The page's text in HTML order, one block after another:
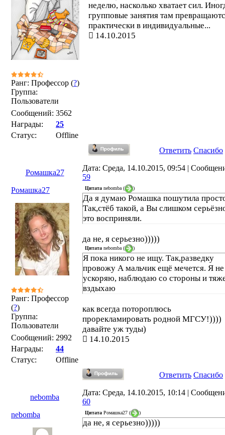
Ранг: Профессор (?)
Группа:
Пользователи
Сообщений: 3562
Награды:
25
Статус:
Offline
неделю, насколько хватает сил.
групповые занятия там
практически в индивидуальные...
14.10.2015
Ответить Спасибо
Ромашка27
Дата: Среда, 14.10.2015, 09:54 |
59
Ромашка27
Ранг: Профессор
(?)
Группа:
Пользователи
Сообщений: 2992
Награды:
44
Статус:
Offline
Цитата nebomba ( )
Да я думаю Ромашка пошутила
Так,стёб такой, а Вы слишком
это восприняли.
да не, я серьезно)))))
Цитата nebomba ( )
Я пока никого не ищу. Так,разведку
провожу А мальчик ещё мечется. Я не
ускоряю, наблюдаю со стороны и
вздыхаю
как всегда потороплюсь
прорекламировать родной МГСУ!))))
давайте уж туды)
14.10.2015
Ответить Спасибо
nebomba
Дата: Среда, 14.10.2015, 10:14 |
60
nebomba
Цитата Ромашка27 ( )
да не, я серьезно)))))